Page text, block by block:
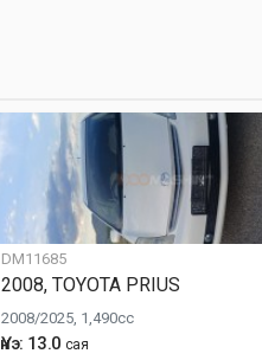
DM11685
2008, TOYOTA PRIUS
2008/2025, 1,490cc
Үнэ: 13.0 сая